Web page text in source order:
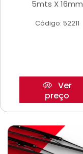
5mts X 16mm
Código: 52211
Ver
preço